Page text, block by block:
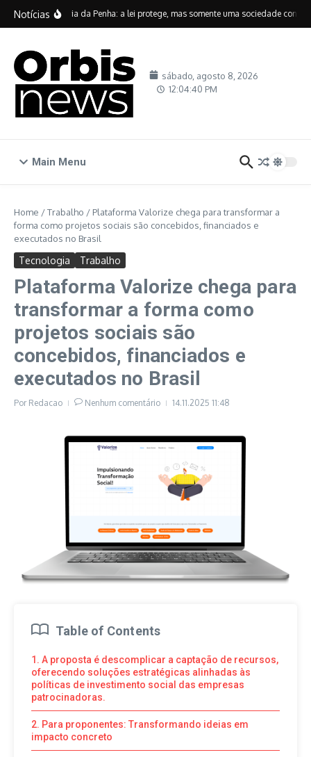
Ir para o conteúdo
Notícias
anos da Lei Maria da Penha: a lei protege, mas somente uma sociedade
sábado, agosto 8, 2026
12:04:41 PM
Main Menu
Home /Trabalho / Plataforma Valorize chega para transformar a
forma como projetos sociais são concebidos, financiados e
executados no Brasil
Tecnologia Trabalho
Plataforma Valorize chega para
transformar a forma como
projetos sociais são
concebidos, financiados e
executados no Brasil
Por Redacao Nenhum comentário 14.11.2025 11:48
Table of Contents
1. A proposta é descomplicar a captação de recursos,
oferecendo soluções estratégicas alinhadas às
políticas de investimento social das empresas
patrocinadoras.
2. Para proponentes: Transformando ideias em
impacto concreto